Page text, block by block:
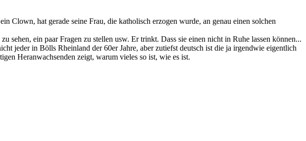
hat gerade seine Frau, die katholisch erzogen wurde, an genau einen solchen
sehen, ein paar Fragen zu stellen usw. Er trinkt. Dass sie einen nicht in Ruhe lassen können...
jeder in Bölls Rheinland der 60er Jahre, aber zutiefst deutsch ist die ja irgendwie eigentlich
Heranwachsenden zeigt, warum vieles so ist, wie es ist.